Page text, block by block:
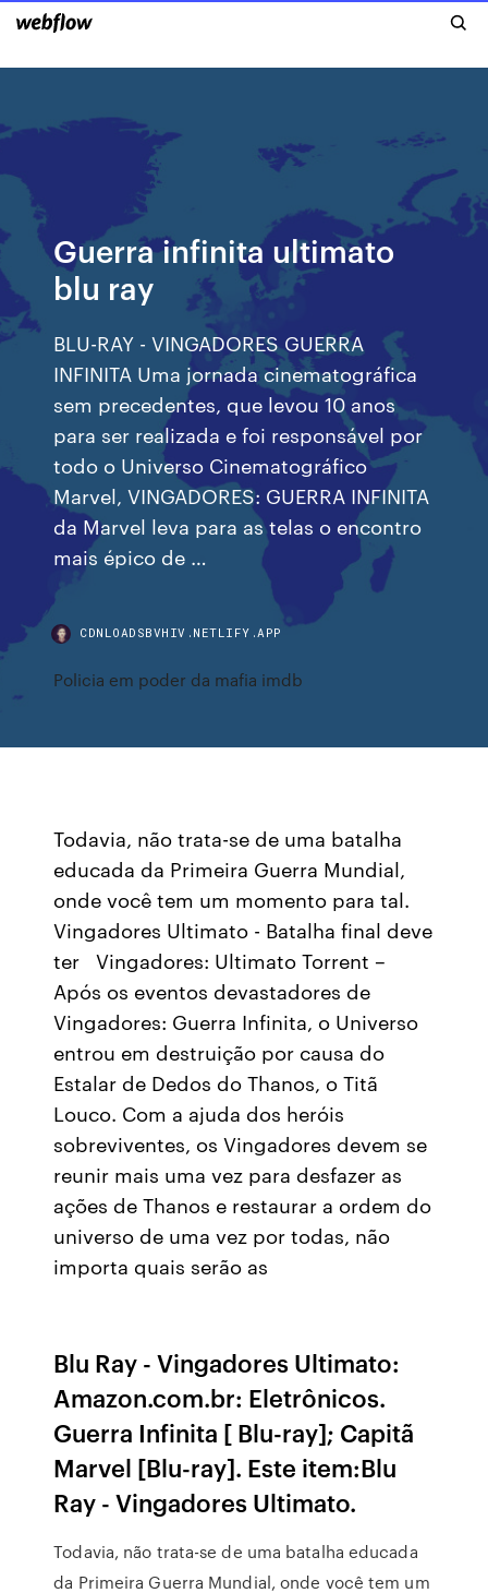
Guerra infinita ultimato
blu ray
BLU-RAY - VINGADORES GUERRA
INFINITA Uma jornada cinematográfica
sem precedentes, que levou 10 anos
para ser realizada e foi responsável por
todo o Universo Cinematográfico
Marvel, VINGADORES: GUERRA INFINITA
da Marvel leva para as telas o encontro
mais épico de …
CDNLOADSBVHIV.NETLIFY.APP
Policia em poder da mafia imdb
Todavia, não trata-se de uma batalha
educada da Primeira Guerra Mundial,
onde você tem um momento para tal.
Vingadores Ultimato - Batalha final deve
ter Vingadores: Ultimato Torrent –
Após os eventos devastadores de
Vingadores: Guerra Infinita, o Universo
entrou em destruição por causa do
Estalar de Dedos do Thanos, o Titã
Louco. Com a ajuda dos heróis
sobreviventes, os Vingadores devem se
reunir mais uma vez para desfazer as
ações de Thanos e restaurar a ordem do
universo de uma vez por todas, não
importa quais serão as
Blu Ray - Vingadores Ultimato:
Amazon.com.br: Eletrônicos.
Guerra Infinita [ Blu-ray]; Capitã
Marvel [Blu-ray]. Este item:Blu
Ray - Vingadores Ultimato.
Todavia, não trata-se de uma batalha educada
da Primeira Guerra Mundial, onde você tem um